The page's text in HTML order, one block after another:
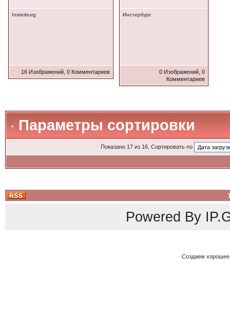
Insterburg
16 Изображений, 0 Комментариев
Инстербург
0 Изображений, 0
Комментариев
Параметры сортировки
Показано 17 из 16. Сортировать по
Powered By
Создаем